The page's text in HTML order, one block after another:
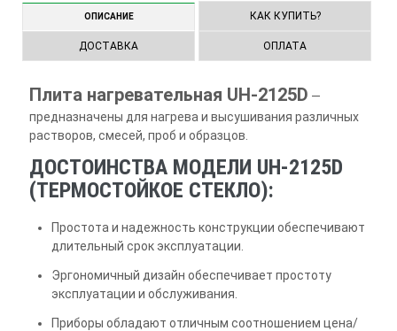
ОПИСАНИЕ КАК КУПИТЬ?
ДОСТАВКА ОПЛАТА
Плита нагревательная UH-2125D —
предназначены для нагрева и высушивания различных
растворов, смесей, проб и образцов.
ДОСТОИНСТВА МОДЕЛИ UH-2125D
(ТЕРМОСТОЙКОЕ СТЕКЛО):
Простота и надежность конструкции обеспечивают
длительный срок эксплуатации.
Эргономичный дизайн обеспечивает простоту
эксплуатации и обслуживания.
Приборы обладают отличным соотношением цена/